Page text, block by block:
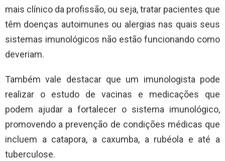
mais clínico da profissão, ou seja, tratar pacientes que
têm doenças autoimunes ou alergias nas quais seus
sistemas imunológicos não estão funcionando como
deveriam.
Também vale destacar que um imunologista pode
realizar o estudo de vacinas e medicações que
podem ajudar a fortalecer o sistema imunológico,
promovendo a prevenção de condições médicas que
incluem a catapora, a caxumba, a rubéola e até a
tuberculose.